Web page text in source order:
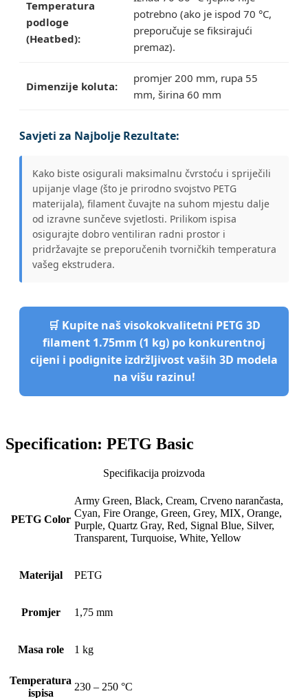
Temperatura
podloge
(Heatbed):
potrebno (ako je ispod 70 °C,
preporučuje se fiksirajući
premaz).
Dimenzije koluta:
promjer 200 mm, rupa 55
mm, širina 60 mm
Savjeti za Najbolje Rezultate:
Kako biste osigurali maksimalnu čvrstoću i spriječili
upijanje vlage (što je prirodno svojstvo PETG
materijala), filament čuvajte na suhom mjestu dalje
od izravne sunčeve svjetlosti. Prilikom ispisa
osigurajte dobro ventiliran radni prostor i
pridržavajte se preporučenih tvorničkih temperatura
vašeg ekstrudera.
🛒 Kupite naš visokokvalitetni PETG 3D
filament 1.75mm (1 kg) po konkurentnoj
cijeni i podignite izdržljivost vaših 3D modela
na višu razinu!
Specification: PETG Basic
Specifikacija proizvoda
PETG Color
Army Green, Black, Cream, Crveno narančasta,
Cyan, Fire Orange, Green, Grey, MIX, Orange,
Purple, Quartz Gray, Red, Signal Blue, Silver,
Transparent, Turquoise, White, Yellow
Materijal PETG
Promjer 1,75 mm
Masa role 1 kg
Temperatura
ispisa
230 – 250 °C